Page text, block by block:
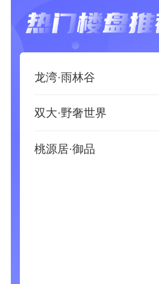
龙湾·雨林谷
双大·野奢世界
桃源居·御品